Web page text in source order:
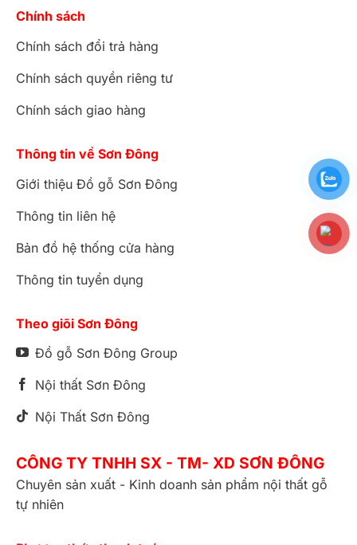
Chính sách
Chính sách đổi trả hàng
Chính sách quyền riêng tư
Chính sách giao hàng
Thông tin về Sơn Đông
Giới thiệu Đồ gỗ Sơn Đông
Thông tin liên hệ
Bản đồ hệ thống cửa hàng
Thông tin tuyển dụng
Theo giõi Sơn Đông
Đồ gỗ Sơn Đông Group
Nội thất Sơn Đông
Nội Thất Sơn Đông
CÔNG TY TNHH SX - TM- XD SƠN ĐÔNG
Chuyên sản xuất - Kinh doanh sản phẩm nội thất gỗ
tự nhiên